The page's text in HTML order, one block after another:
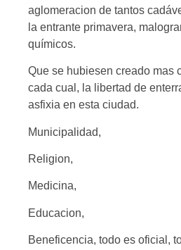
aglomeracion de tantos
la entrante primavera,
químicos.
Que se hubiesen creado mas
cada cual, la libertad de
asfixia en esta ciudad.
Municipalidad,
Religion,
Medicina,
Educacion,
Beneficencia, todo es oficial,